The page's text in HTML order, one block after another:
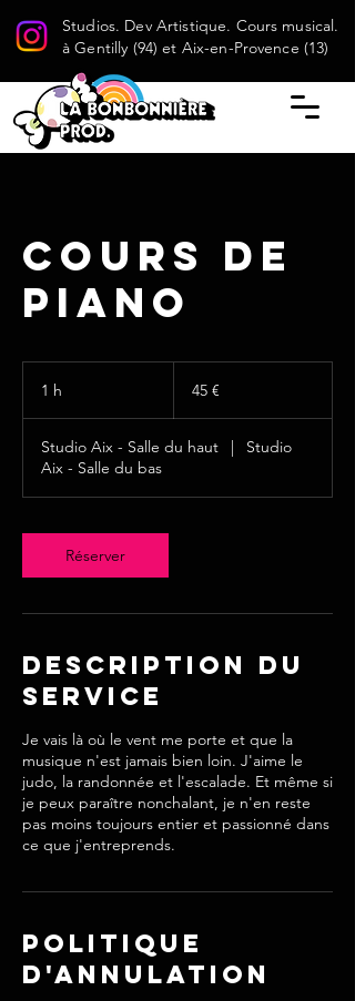
Studios. Dev Artistique. Cours musical.
à Gentilly (94) et Aix-en-Provence (13)
Cours de
piano
1 h 45 €
Studio Aix - Salle du haut |
Studio
Aix - Salle du bas
Réserver
Description du
service
Je vais là où le vent me porte et que la
musique n'est jamais bien loin. J'aime le
judo, la randonnée et l'escalade. Et même si
je peux paraître nonchalant, je n'en reste
pas moins toujours entier et passionné dans
ce que j'entreprends.
Politique
d'annulation